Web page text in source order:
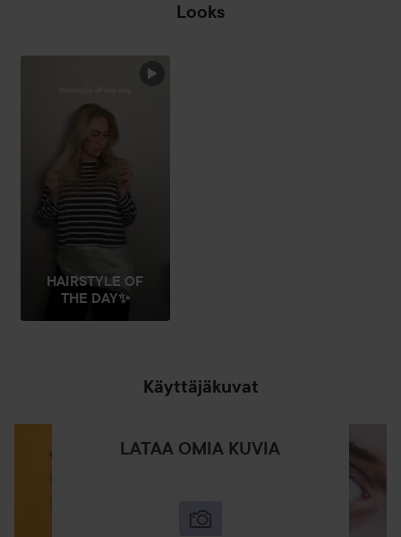
Looks
HAIRSTYLE OF
THE DAY✨
Käyttäjäkuvat
LATAA OMIA KUVIA